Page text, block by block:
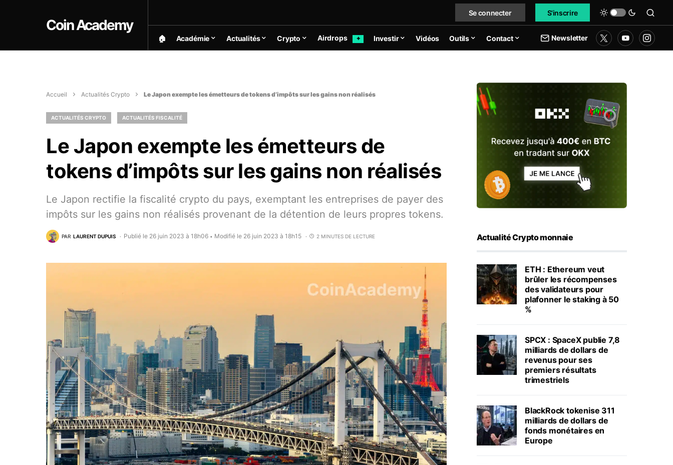
Coin Academy
Se connecter S'inscrire
🏠︎ Académie Actualités Crypto Airdrops ✦ Investir Vidéos Outils Contact Newsletter
Accueil Actualités Crypto Le Japon exempte les émetteurs de tokens d’impôts sur les gains non réalisés
ACTUALITÉS CRYPTO ACTUALITÉS FISCALITÉ
Le Japon exempte les émetteurs de
tokens d’impôts sur les gains non réalisés
Le Japon rectifie la fiscalité crypto du pays, exemptant les entreprises de payer des
impôts sur les gains non réalisés provenant de la détention de leurs propres tokens.
PAR LAURENT DUPUIS Publié le 26 juin 2023 à 18h06 • Modifié le 26 juin 2023 à 18h15 2 MINUTES DE LECTURE Actualité Crypto monnaie
ETH : Ethereum veut
brûler les récompenses
des validateurs pour
plafonner le staking à 50
%
SPCX : SpaceX publie 7,8
milliards de dollars de
revenus pour ses
premiers résultats
trimestriels
BlackRock tokenise 311
milliards de dollars de
fonds monétaires en
Europe